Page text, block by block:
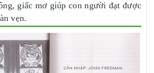
giấc mơ giúp con người đạt được
vẹn.